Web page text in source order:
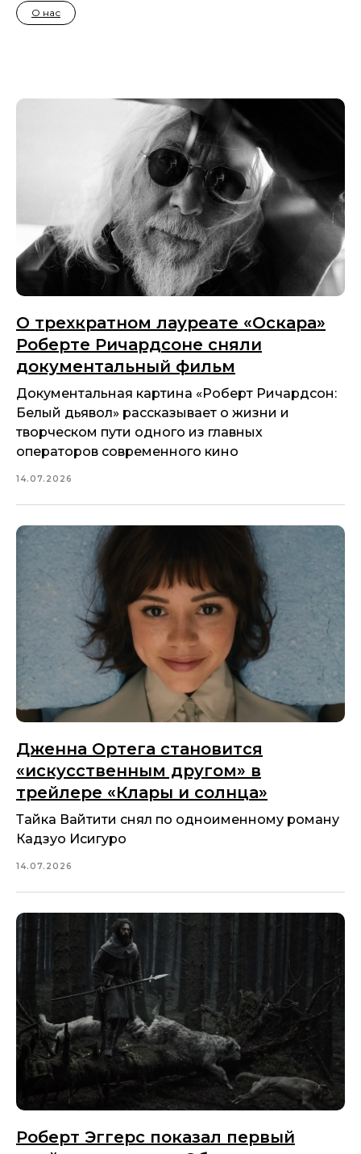
О нас
О трехкратном лауреате «Оскара»
Роберте Ричардсоне сняли
документальный фильм
Документальная картина «Роберт Ричардсон:
Белый дьявол» рассказывает о жизни и
творческом пути одного из главных
операторов современного кино
14.07.2026
Дженна Ортега становится
«искусственным другом» в
трейлере «Клары и солнца»
Тайка Вайтити снял по одноименному роману
Кадзуо Исигуро
14.07.2026
Роберт Эггерс показал первый